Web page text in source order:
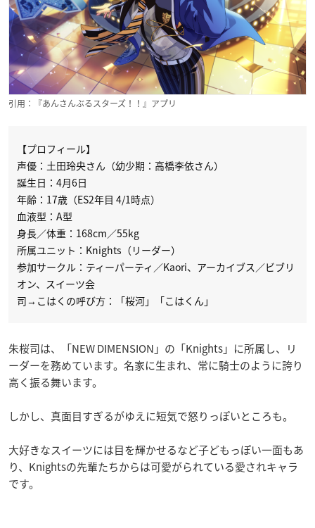
引用：『あんさんぶるスターズ！！』アプリ
【プロフィール】
声優：土田玲央さん（幼少期：高橋李依さん）
誕生日：4月6日
年齢：17歳（ES2年目 4/1時点）
血液型：A型
身長／体重：168cm／55kg
所属ユニット：Knights（リーダー）
参加サークル：ティーパーティ／Kaori、アーカイブス／ビブリ
オン、スイーツ会
司→こはくの呼び方：「桜河」「こはくん」
朱桜司は、「NEW DIMENSION」の「Knights」に所属し、リ
ーダーを務めています。名家に生まれ、常に騎士のように誇り
高く振る舞います。
しかし、真面目すぎるがゆえに短気で怒りっぽいところも。
大好きなスイーツには目を輝かせるなど子どもっぽい一面もあ
り、Knightsの先輩たちからは可愛がられている愛されキャラ
です。